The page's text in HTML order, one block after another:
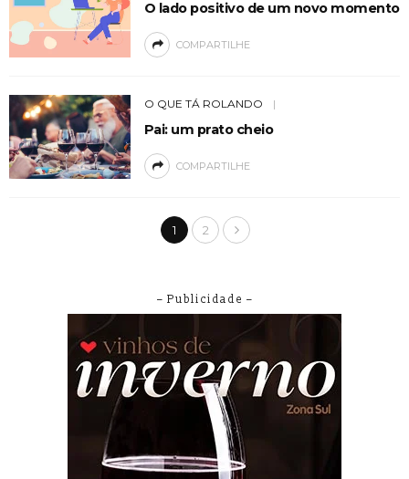
O lado positivo de um novo momento
COMPARTILHE
O QUE TÁ ROLANDO
Pai: um prato cheio
COMPARTILHE
1 2
– Publicidade –